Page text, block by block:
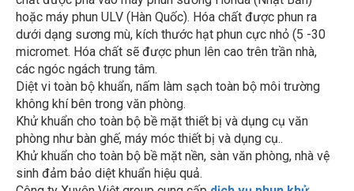
hoặc máy phun ULV (Hàn Quốc). Hóa chất được phun ra
dưới dạng sương mù, kích thước hạt phun cực nhỏ (5 -30
micromet. Hóa chất sẽ được phun lên cao trên trần nhà,
các ngóc ngách trung tâm.
Diệt vi toàn bộ khuẩn, nấm làm sạch toàn bộ môi trường
không khí bên trong văn phòng.
Khử khuẩn cho toàn bộ bề mặt thiết bị và dụng cụ văn
phòng như bàn ghế, máy móc thiết bị và dụng cụ..
Khử khuẩn cho toàn bộ bề mặt nền, sàn văn phòng, nhà vệ
sinh đảm bảo diệt khuẩn hiệu quả.
Công ty Xuyên Việt group cung cấp
dịch vụ phun khử